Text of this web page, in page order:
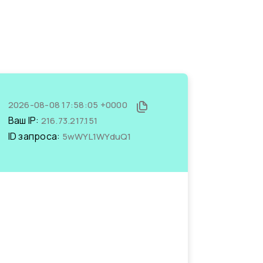
2026-08-08 17:58:05 +0000
Ваш IP: 216.73.217.151
ID запроса: 5wWYL1WYduQ1